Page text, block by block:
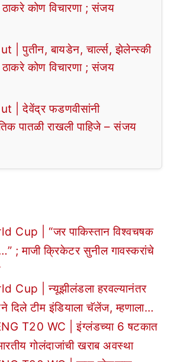
कोण विचारणा ; संजय
| पुतीन, बायडेन, चार्ल्स, झेलेन्स्की
कोण विचारणा ; संजय
| देवेंद्र फडणवीसांनी
पातळी राखली पाहिजे – संजय
Cup | “जर पाकिस्तान विश्वचषक
; माजी क्रिकेटर सुनील गावस्करांचे
Cup | न्यूझीलंडला हरवल्यानंतर
दिले टीम इंडियाला चॅलेंज, म्हणाला…
T20 WC | इंग्लंडच्या 6 षटकात
गोलंदाजांची खराब अवस्था